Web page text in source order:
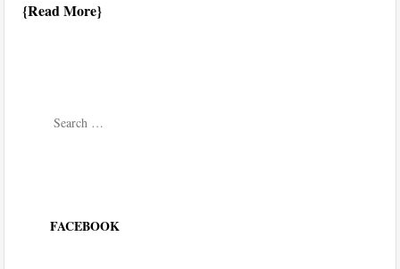
Read More
Search
FACEBOOK